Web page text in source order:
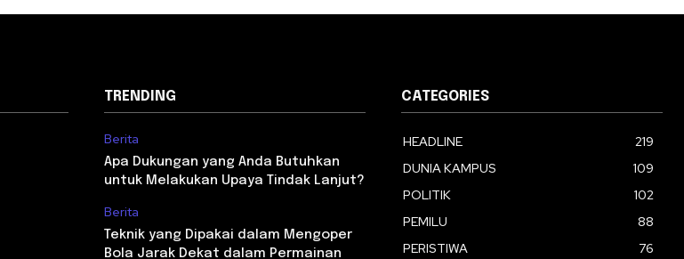
TRENDING
Berita
Apa Dukungan yang Anda Butuhkan
untuk Melakukan Upaya Tindak Lanjut?
Berita
Teknik yang Dipakai dalam Mengoper
Bola Jarak Dekat dalam Permainan
CATEGORIES
HEADLINE
219
DUNIA KAMPUS
109
POLITIK
102
PEMILU
88
PERISTIWA
76